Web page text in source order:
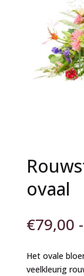
ovaal
€79,00 -
Het ovale
veelkleurig